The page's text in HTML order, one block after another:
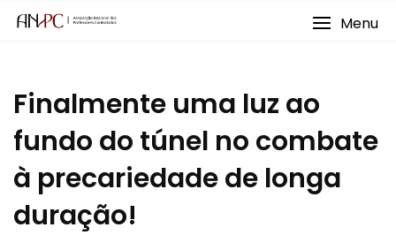
Menu
Finalmente uma luz ao
fundo do túnel no combate
à precariedade de longa
duração!